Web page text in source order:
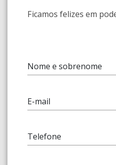
Ficamos felizes em
Nome e sobrenome
E-mail
Telefone